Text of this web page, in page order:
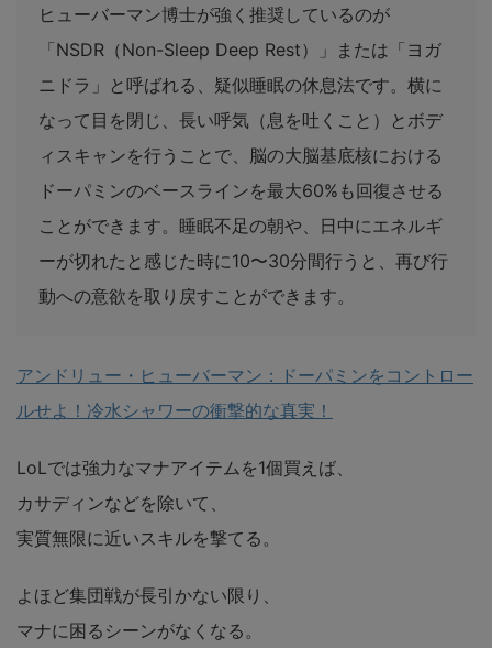
ヒューバーマン博士が強く推奨しているのが
「NSDR（Non-Sleep Deep Rest）」または「ヨガ
ニドラ」と呼ばれる、疑似睡眠の休息法です。横に
なって目を閉じ、長い呼気（息を吐くこと）とボデ
ィスキャンを行うことで、脳の大脳基底核における
ドーパミンのベースラインを最大60%も回復させる
ことができます。睡眠不足の朝や、日中にエネルギ
ーが切れたと感じた時に10〜30分間行うと、再び行
動への意欲を取り戻すことができます。
アンドリュー・ヒューバーマン：ドーパミンをコントロー
ルせよ！冷水シャワーの衝撃的な真実！
LoLでは強力なマナアイテムを1個買えば、
カサディンなどを除いて、
実質無限に近いスキルを撃てる。
よほど集団戦が長引かない限り、
マナに困るシーンがなくなる。